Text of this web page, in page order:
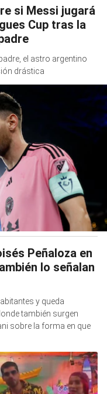
si Messi jugará
Cup tras la
el astro argentino
drástica
Peñaloza en
lo señalan
y queda
también surgen
sobre la forma en que